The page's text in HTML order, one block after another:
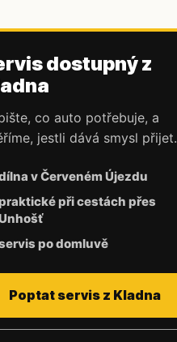
dostupný z
co auto potřebuje, a
jestli dává smysl přijet.
v Červeném Újezdu
při cestách přes
po domluvě
Poptat servis z Kladna